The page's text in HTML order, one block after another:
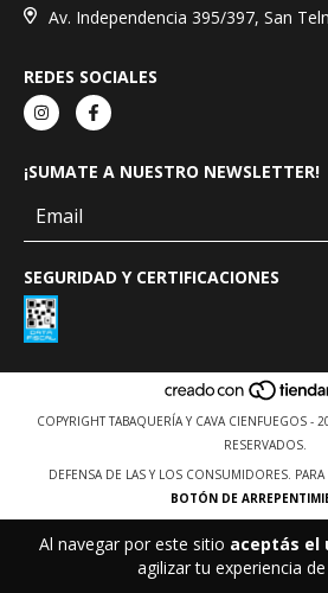
Al navegar por este sitio aceptás el
agilizar tu experiencia
Av. Independencia 395/397, San
REDES SOCIALES
¡SUMATE A NUESTRO NEWSLETTER!
SEGURIDAD Y CERTIFICACIONES
COPYRIGHT TABAQUERÍA Y CAVA CIENFUEGOS -
RESERVADOS.
DEFENSA DE LAS Y LOS CONSUMIDORES.
BOTÓN DE